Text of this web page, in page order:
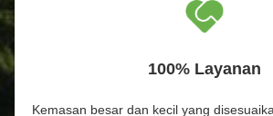
100% Layanan
Kemasan besar dan kecil yang